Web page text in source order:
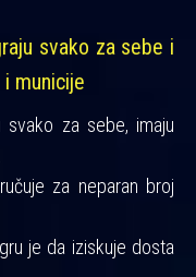
svako za sebe i
municije
za sebe, imaju
za neparan broj
je da iziskuje dosta